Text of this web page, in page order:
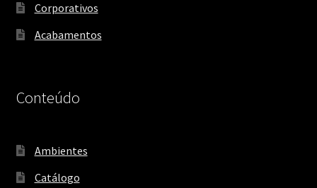
Corporativos
Acabamentos
Conteúdo
Ambientes
Catálogo